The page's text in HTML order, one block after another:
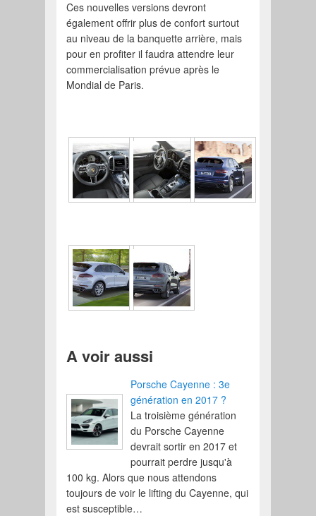
Ces nouvelles versions devront
également offrir plus de confort surtout
au niveau de la banquette arrière, mais
pour en profiter il faudra attendre leur
commercialisation prévue après le
Mondial de Paris.
A voir aussi
Porsche Cayenne : 3e
génération en 2017 ?
La troisième génération
du Porsche Cayenne
devrait sortir en 2017 et
pourrait perdre jusqu'à
100 kg. Alors que nous attendons
toujours de voir le lifting du Cayenne, qui
est susceptible…